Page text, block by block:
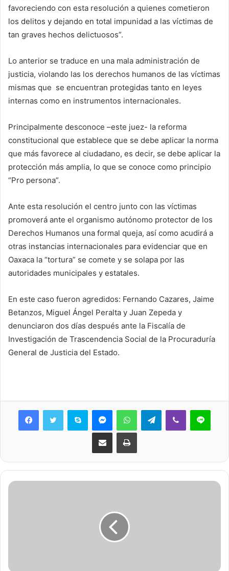
favoreciendo con esta resolución a quienes cometieron
los delitos y dejando en total impunidad a las víctimas de
tan graves hechos delictuosos”.
Lo anterior se traduce en una mala administración de
justicia, violando las los derechos humanos de las víctimas
mismas que se encuentran protegidas tanto en leyes
internas como en instrumentos internacionales.
Principalmente desconoce –este juez- la reforma
constitucional que establece que se debe aplicar la norma
que más favorece al ciudadano, es decir, se debe aplicar la
protección más amplia, lo que se conoce como principio
“Pro persona”.
Ante esta resolución el centro junto con las víctimas
promoverá ante el organismo autónomo protector de los
Derechos Humanos una formal queja, así como acudirá a
otras instancias internacionales para evidenciar que en
Oaxaca la “tortura” se comete y se solapa por las
autoridades municipales y estatales.
En este caso fueron agredidos: Fernando Cazares, Jaime
Betanzos, Miguel Ángel Peralta y Juan Zepeda y
denunciaron dos días después ante la Fiscalía de
Investigación de Trascendencia Social de la Procuraduría
General de Justicia del Estado.
Skype MessengerWhatsAppTelegramViber Line
Share via Email Print